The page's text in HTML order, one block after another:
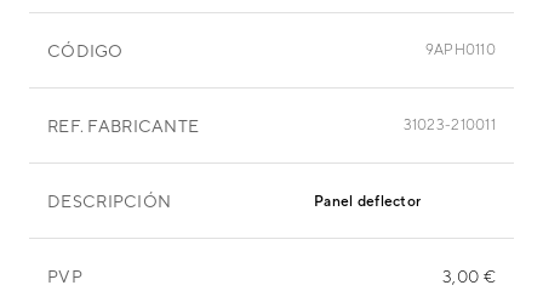
CÓDIGO 9APH0110
REF. FABRICANTE 31023-210011
DESCRIPCIÓN Panel deflector
PVP 3,00 €